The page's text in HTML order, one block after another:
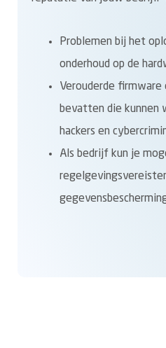
Problemen bij het
onderhoud op de
Verouderde
bevatten die kunnen
hackers en
Als bedrijf kun je